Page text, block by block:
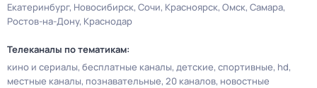
Екатеринбург Новосибирск Сочи Красноярск Омск Самара
Ростов-на-Дону Краснодар
Телеканалы по тематикам:
кино и сериалы бесплатные каналы детские спортивные hd
местные каналы познавательные 20 каналов новостные